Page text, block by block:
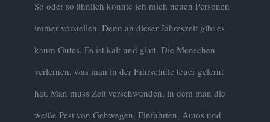
So oder so ähnlich könnte ich mich neuen Personen
immer vorstellen. Denn an dieser Jahreszeit gibt es
kaum Gutes. Es ist kalt und glatt. Die Menschen
verlernen, was man in der Fahrschule teuer gelernt
hat. Man muss Zeit verschwenden, in dem man die
weiße Pest von Gehwegen, Einfahrten, Autos und